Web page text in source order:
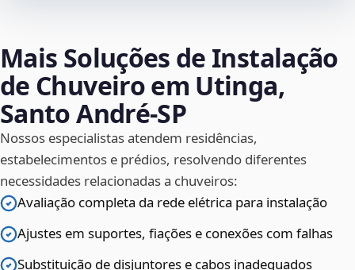
Mais Soluções de Instalação
de Chuveiro em Utinga,
Santo André‑SP
Nossos especialistas atendem residências,
estabelecimentos e prédios, resolvendo diferentes
necessidades relacionadas a chuveiros:
Avaliação completa da rede elétrica para instalação
Ajustes em suportes, fiações e conexões com falhas
Substituição de disjuntores e cabos inadequados